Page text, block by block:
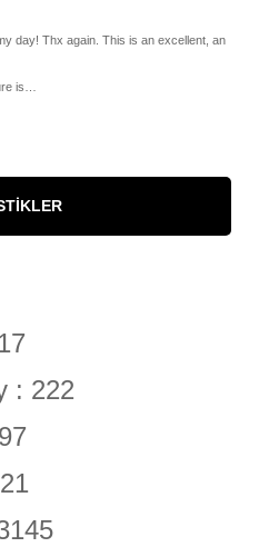
day! Thx again. This is an excellent, an
is…
: 222